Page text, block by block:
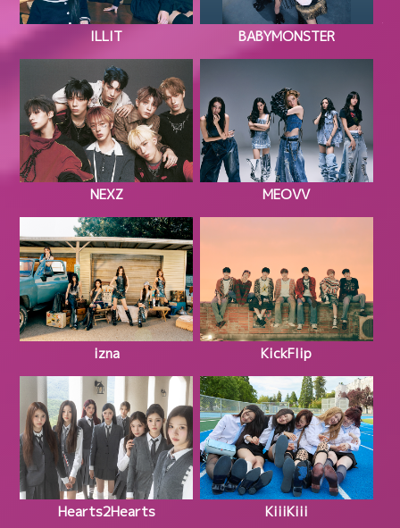
ILLIT BABYMONSTER
NEXZ MEOVV
izna KickFlip
Hearts2Hearts KiiiKiii